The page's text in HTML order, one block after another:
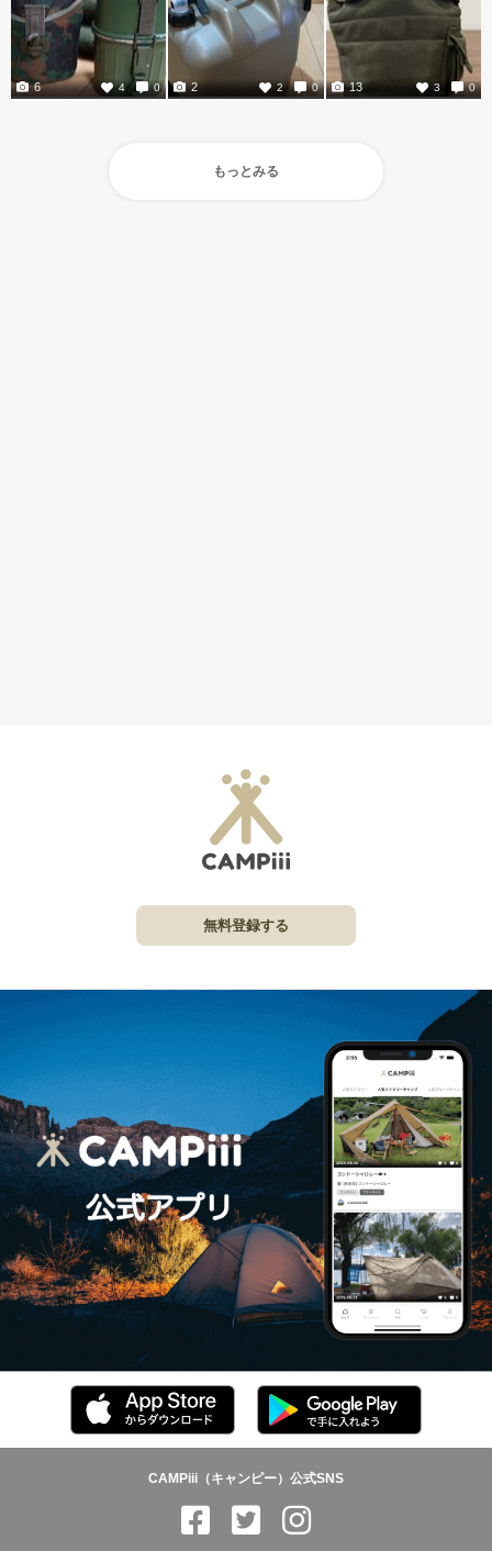
4 0
6 2 0
2 3 0
13
もっとみる
無料登録する
CAMPiii（キャンピー）公式SNS